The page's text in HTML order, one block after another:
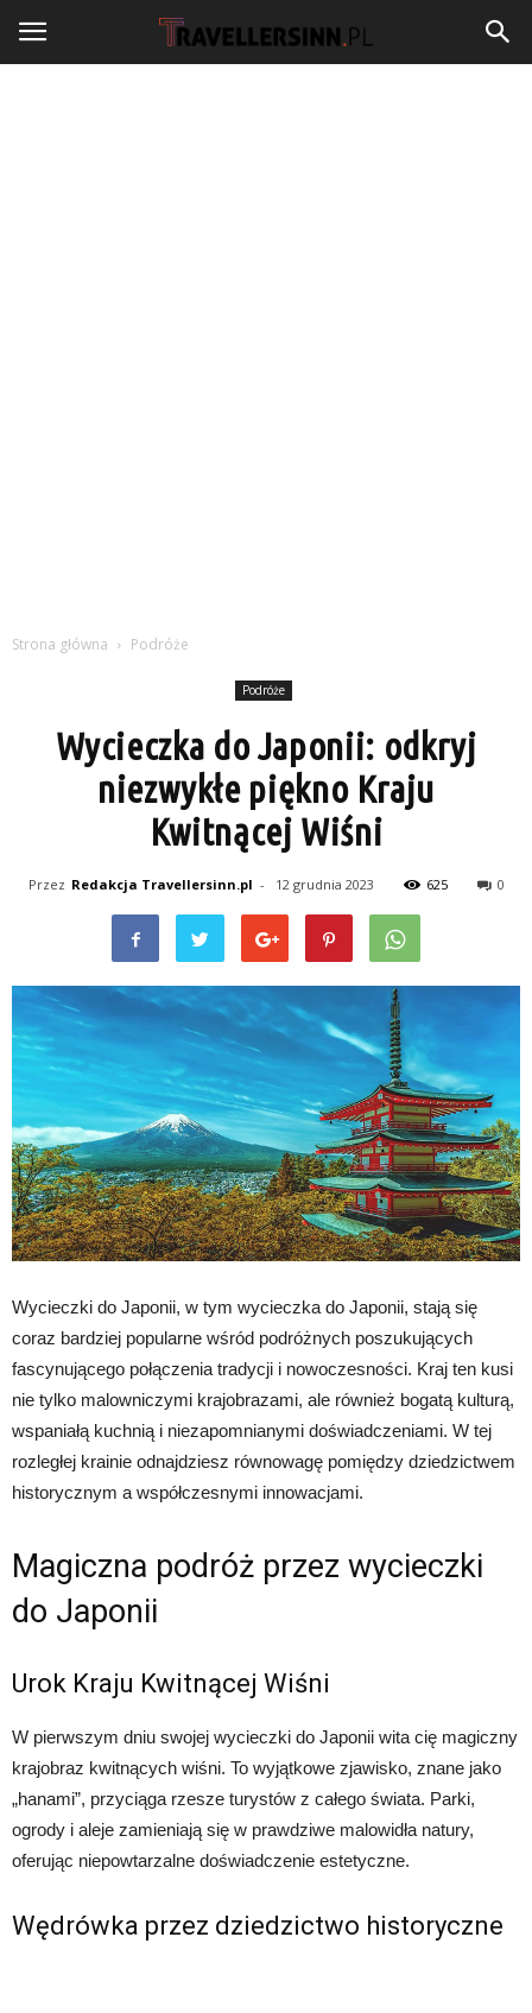
Strona główna Podróże
Podróże
Wycieczka do Japonii: odkryj
niezwykłe piękno Kraju
Kwitnącej Wiśni
Przez Redakcja Travellersinn.pl - 12 grudnia 2023 625 0
Wycieczki do Japonii, w tym wycieczka do Japonii, stają się
coraz bardziej popularne wśród podróżnych poszukujących
fascynującego połączenia tradycji i nowoczesności. Kraj ten kusi
nie tylko malowniczymi krajobrazami, ale również bogatą kulturą,
wspaniałą kuchnią i niezapomnianymi doświadczeniami. W tej
rozległej krainie odnajdziesz równowagę pomiędzy dziedzictwem
historycznym a współczesnymi innowacjami.
Magiczna podróż przez wycieczki
do Japonii
Urok Kraju Kwitnącej Wiśni
W pierwszym dniu swojej wycieczki do Japonii wita cię magiczny
krajobraz kwitnących wiśni. To wyjątkowe zjawisko, znane jako
„hanami”, przyciąga rzesze turystów z całego świata. Parki,
ogrody i aleje zamieniają się w prawdziwe malowidła natury,
oferując niepowtarzalne doświadczenie estetyczne.
Wędrówka przez dziedzictwo historyczne